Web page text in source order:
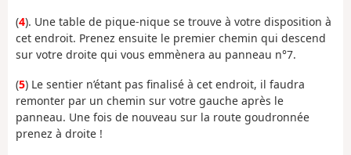
(4). Une table de pique-nique se trouve à votre disposition à
cet endroit. Prenez ensuite le premier chemin qui descend
sur votre droite qui vous emmènera au panneau n°7.
(5) Le sentier n’étant pas finalisé à cet endroit, il faudra
remonter par un chemin sur votre gauche après le
panneau. Une fois de nouveau sur la route goudronnée
prenez à droite !